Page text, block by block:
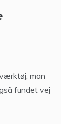
man
fundet vej